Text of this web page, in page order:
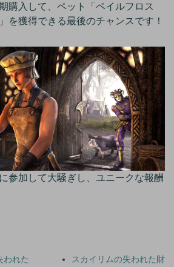
購入して、ペット「ペイルフロス
を獲得できる最後のチャンスです！
参加して大騒ぎし、ユニークな報酬
われた
スカイリムの失われた財